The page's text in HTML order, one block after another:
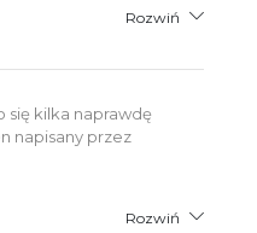
Rozwiń
się kilka naprawdę
napisany przez
Rozwiń